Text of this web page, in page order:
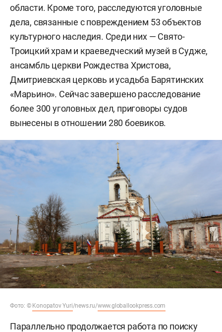
области. Кроме того, расследуются уголовные
дела, связанные с повреждением 53 объектов
культурного наследия. Среди них — Свято-
Троицкий храм и краеведческий музей в Судже,
ансамбль церкви Рождества Христова,
Дмитриевская церковь и усадьба Барятинских
«Марьино». Сейчас завершено расследование
более 300 уголовных дел, приговоры судов
вынесены в отношении 280 боевиков.
Фото: © Konopatov Yuri/news.ru/www.globallookpress.com
Параллельно продолжается работа по поиску